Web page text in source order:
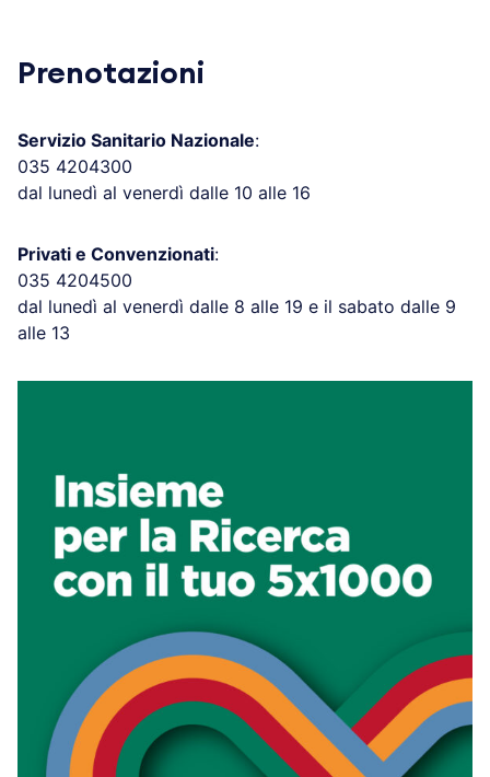
Prenotazioni
Servizio Sanitario Nazionale:
035 4204300
dal lunedì al venerdì dalle 10 alle 16
Privati e Convenzionati:
035 4204500
dal lunedì al venerdì dalle 8 alle 19 e il sabato dalle 9
alle 13